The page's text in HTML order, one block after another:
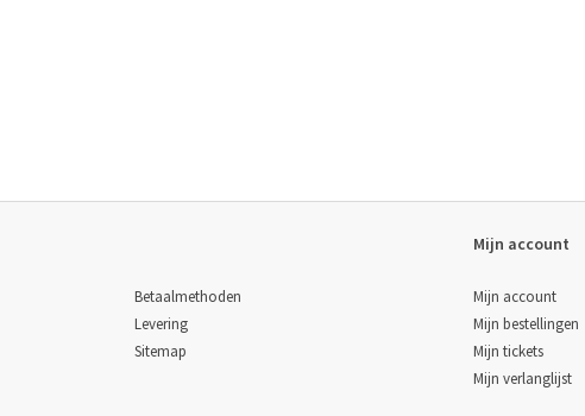
Betaalmethoden
Levering
Sitemap
Mijn account
Mijn account
Mijn bestellingen
Mijn tickets
Mijn verlanglijst